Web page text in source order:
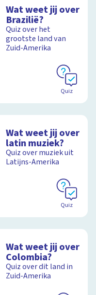
Wat weet jij over
Brazilië?
Quiz over het
grootste land van
Zuid-Amerika
Quiz
Wat weet jij over
latin muziek?
Quiz over muziek uit
Latijns-Amerika
Quiz
Wat weet jij over
Colombia?
Quiz over dit land in
Zuid-Amerika